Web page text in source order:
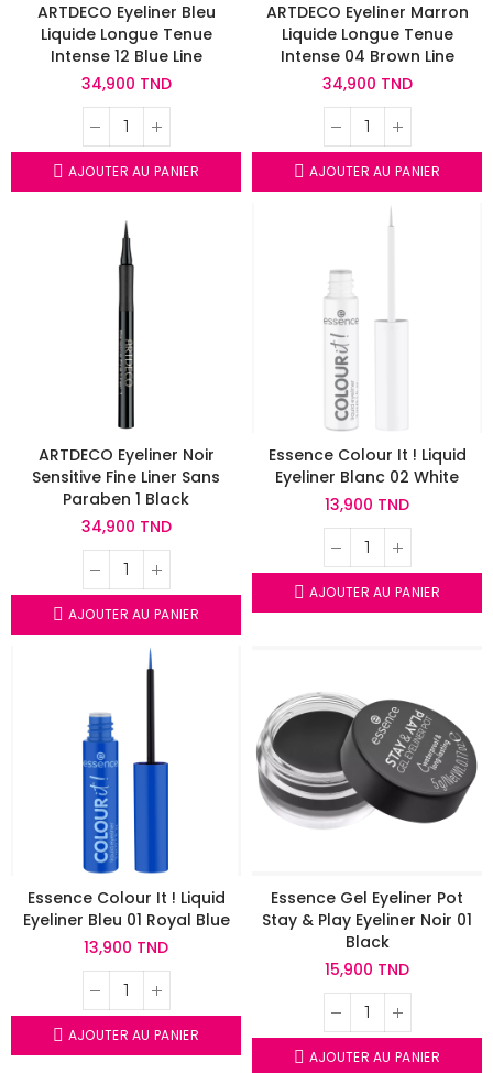
ARTDECO Eyeliner Bleu
Liquide Longue Tenue
Intense 12 Blue Line
34,900 TND
AJOUTER AU PANIER
ARTDECO Eyeliner Marron
Liquide Longue Tenue
Intense 04 Brown Line
34,900 TND
AJOUTER AU PANIER
ARTDECO Eyeliner Noir
Sensitive Fine Liner Sans
Paraben 1 Black
34,900 TND
AJOUTER AU PANIER
Essence Colour It ! Liquid
Eyeliner Blanc 02 White
13,900 TND
AJOUTER AU PANIER
Essence Colour It ! Liquid
Eyeliner Bleu 01 Royal Blue
13,900 TND
AJOUTER AU PANIER
Essence Gel Eyeliner Pot
Stay & Play Eyeliner Noir 01
Black
15,900 TND
AJOUTER AU PANIER